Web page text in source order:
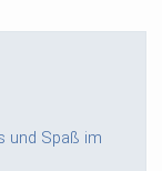
und Spaß im